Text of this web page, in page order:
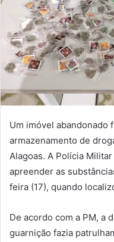
Um imóvel abandonado
armazenamento de
Alagoas. A Polícia
apreender as
feira (17), quando
De acordo com a PM, a
guarnição fazia